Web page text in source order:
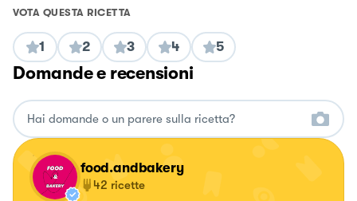
VOTA QUESTA RICETTA
1 2 3 4 5
Domande e recensioni
food.andbakery
42 ricette